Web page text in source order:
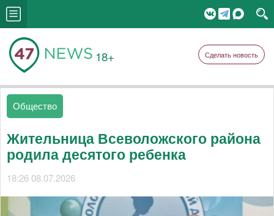
18+ Сделать новость
Общество
Жительница Всеволожского района
родила десятого ребенка
18:26 08.07.2026